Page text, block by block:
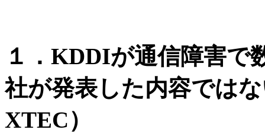
１．KDDIが通信障害で
社が発表した内容では
XTEC）